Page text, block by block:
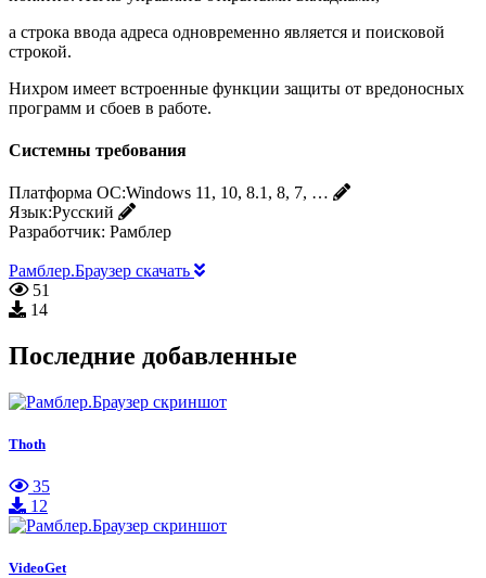
а строка ввода адреса одновременно является и поисковой
строкой.
Нихром имеет встроенные функции защиты от вредоносных
программ и сбоев в работе.
Системны требования
Платформа ОС:Windows 11, 10, 8.1, 8, 7, …
Язык:Русский
Разработчик: Рамблер
Рамблер.Браузер скачать
51
14
Последние добавленные
Thoth
35
12
VideoGet